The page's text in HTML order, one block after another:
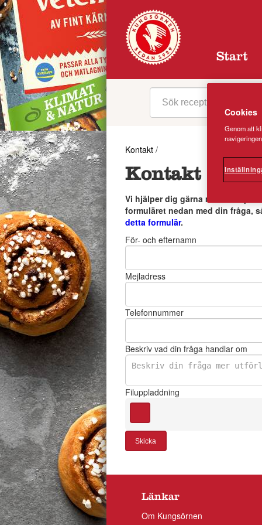
Start
Kontakt /
Kontakt
Vi hjälper dig gärna med svar på
formuläret nedan med din fråga,
detta formulär.
För- och efternamn
Mejladress
Telefonnummer
Beskriv vad din fråga handlar om
Filuppladdning
Skicka
Länkar
Om Kungsörnen
Cookies
Genom att